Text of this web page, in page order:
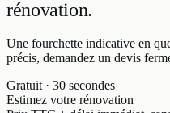
rénovation.
Une fourchette indicative en
précis, demandez un devis
Gratuit · 30 secondes
Estimez votre rénovation